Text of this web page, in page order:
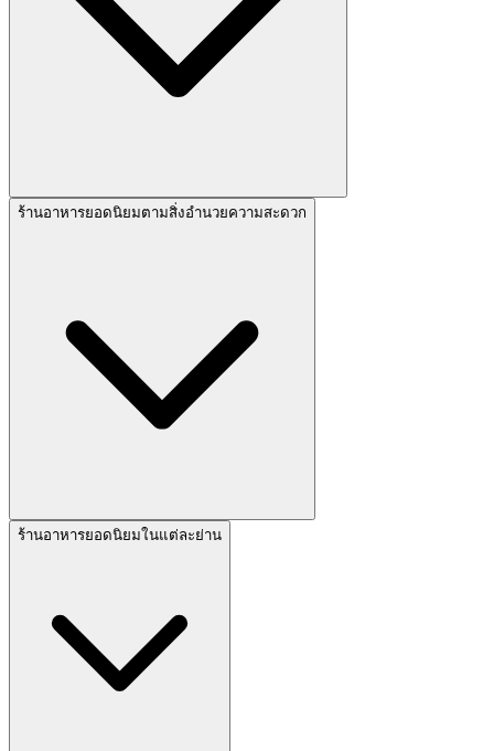
ร้านอาหารยอดนิยมตามสิ่งอำนวยความสะดวก
ร้านอาหารยอดนิยมในแต่ละย่าน